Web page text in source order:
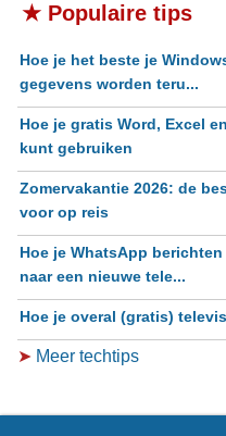
★ Populaire tips
Hoe je het beste je
gegevens worden teru...
Hoe je gratis Word, Excel
kunt gebruiken
Zomervakantie 2026: de
voor op reis
Hoe je WhatsApp
naar een nieuwe tele...
Hoe je overal (gratis)
➤ Meer techtips